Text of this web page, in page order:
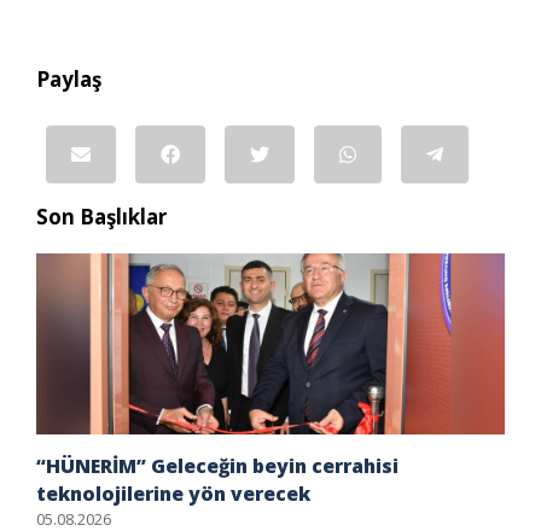
Paylaş
Son Başlıklar
“HÜNERİM” Geleceğin beyin cerrahisi
teknolojilerine yön verecek
05.08.2026